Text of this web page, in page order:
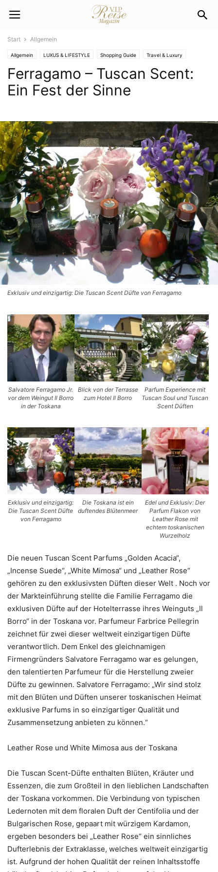
Start Allgemein
Allgemein LUXUS & LIFESTYLE Shopping Guide Travel & Luxury
Ferragamo – Tuscan Scent:
Ein Fest der Sinne
Exklusiv und einzigartig: Die Tuscan Scent Düfte von Ferragamo
Salvatore Ferragamo Jr.
vor dem Weingut Il Borro
in der Toskana
Blick von der Terrasse
zum Hotel Il Borro
Parfum Experience mit
Tuscan Soul und Tuscan
Scent Düften
Exklusiv und einzigartig:
Die Tuscan Scent Düfte
von Ferragamo
Die Toskana ist ein
duftendes Blütenmeer
Edel und Exklusiv: Der
Parfum Flakon von
Leather Rose mit
echtem toskanischen
Wurzelholz
Die neuen Tuscan Scent Parfums „Golden Acacia“,
„Incense Suede“, „White Mimosa“ und „Leather Rose“
gehören zu den exklusivsten Düften dieser Welt . Noch vor
der Markteinführung stellte die Familie Ferragamo die
exklusiven Düfte auf der Hotelterrasse ihres Weinguts „Il
Borro“ in der Toskana vor. Parfumeur Farbrice Pellegrin
zeichnet für zwei dieser weltweit einzigartigen Düfte
verantwortlich. Dem Enkel des gleichnamigen
Firmengründers Salvatore Ferragamo war es gelungen,
den talentierten Parfumeur für die Herstellung zweier
Düfte zu gewinnen. Salvatore Ferragamo: „Wir sind stolz
mit den Blüten und Düften unserer toskanischen Heimat
exklusive Parfums in so einzigartiger Qualität und
Zusammensetzung anbieten zu können.“
Leather Rose und White Mimosa aus der Toskana
Die Tuscan Scent-Düfte enthalten Blüten, Kräuter und
Essenzen, die zum Großteil in den lieblichen Landschaften
der Toskana vorkommen. Die Verbindung von typischen
Ledernoten mit dem floralen Duft der Centifolia und der
Bulgarischen Rose, gepaart mit würzigem Kardamon,
ergeben besonders bei „Leather Rose“ ein sinnliches
Dufterlebnis der Extraklasse, welches weltweit einzigartig
ist. Aufgrund der hohen Qualität der reinen Inhaltsstoffe